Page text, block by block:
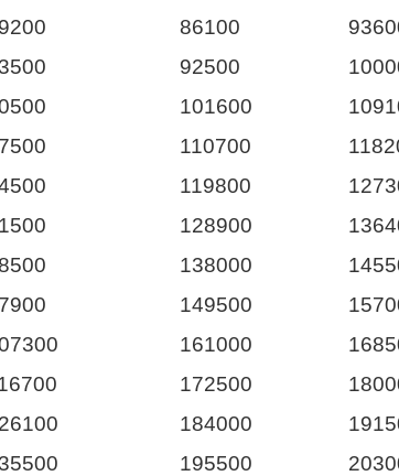
86100
92500
101600
110700
119800
128900
138000
149500
161000
172500
184000
195500